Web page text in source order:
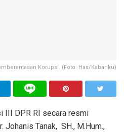
Korupsi. (Foto: Has/Kabariku)
III DPR RI secara resmi
Johanis Tanak, SH., M.Hum.,